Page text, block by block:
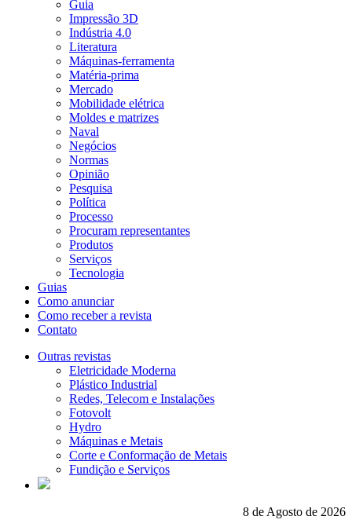
Guia
Impressão 3D
Indústria 4.0
Literatura
Máquinas-ferramenta
Matéria-prima
Mercado
Mobilidade elétrica
Moldes e matrizes
Naval
Negócios
Normas
Opinião
Pesquisa
Política
Processo
Procuram representantes
Produtos
Serviços
Tecnologia
Guias
Como anunciar
Como receber a revista
Contato
Outras revistas
Eletricidade Moderna
Plástico Industrial
Redes, Telecom e Instalações
Fotovolt
Hydro
Máquinas e Metais
Corte e Conformação de Metais
Fundição e Serviços
8 de Agosto de 2026